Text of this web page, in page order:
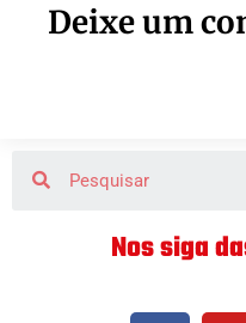
Deixe um
Nos siga